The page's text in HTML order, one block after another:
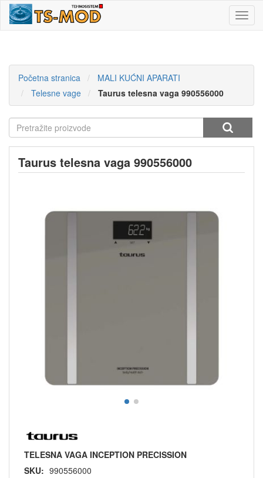
Početna stranica
MALI KUĆNI APARATI
Telesne vage
Taurus telesna vaga 990556000
Taurus telesna vaga 990556000
TELESNA VAGA INCEPTION PRECISSION
SKU: 990556000